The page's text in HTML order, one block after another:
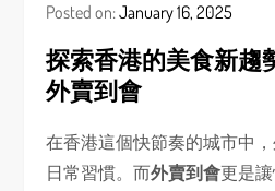
Posted on:January 16, 2025
探索香港的美食新趨
外賣到會
在香港這個快節奏的城市中
日常習慣。而外賣到會更是